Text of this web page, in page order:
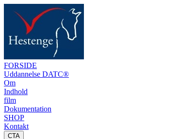
FORSIDE
Uddannelse DATC®
Om
Indhold
film
Dokumentation
SHOP
Kontakt
CTA